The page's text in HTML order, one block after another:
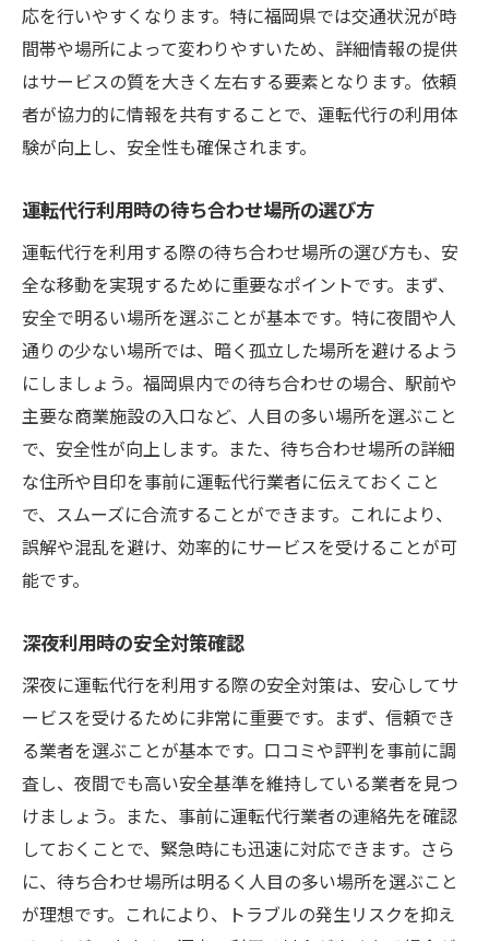
応を行いやすくなります。特に福岡県では交通状況が時
間帯や場所によって変わりやすいため、詳細情報の提供
はサービスの質を大きく左右する要素となります。依頼
者が協力的に情報を共有することで、運転代行の利用体
験が向上し、安全性も確保されます。
運転代行利用時の待ち合わせ場所の選び方
運転代行を利用する際の待ち合わせ場所の選び方も、安
全な移動を実現するために重要なポイントです。まず、
安全で明るい場所を選ぶことが基本です。特に夜間や人
通りの少ない場所では、暗く孤立した場所を避けるよう
にしましょう。福岡県内での待ち合わせの場合、駅前や
主要な商業施設の入口など、人目の多い場所を選ぶこと
で、安全性が向上します。また、待ち合わせ場所の詳細
な住所や目印を事前に運転代行業者に伝えておくこと
で、スムーズに合流することができます。これにより、
誤解や混乱を避け、効率的にサービスを受けることが可
能です。
深夜利用時の安全対策確認
深夜に運転代行を利用する際の安全対策は、安心してサ
ービスを受けるために非常に重要です。まず、信頼でき
る業者を選ぶことが基本です。口コミや評判を事前に調
査し、夜間でも高い安全基準を維持している業者を見つ
けましょう。また、事前に運転代行業者の連絡先を確認
しておくことで、緊急時にも迅速に対応できます。さら
に、待ち合わせ場所は明るく人目の多い場所を選ぶこと
が理想です。これにより、トラブルの発生リスクを抑え